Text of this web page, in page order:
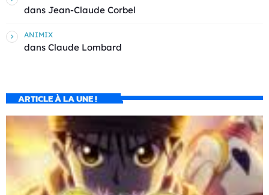
dans Jean-Claude Corbel
ANIMIX
dans Claude Lombard
ARTICLE À LA UNE !